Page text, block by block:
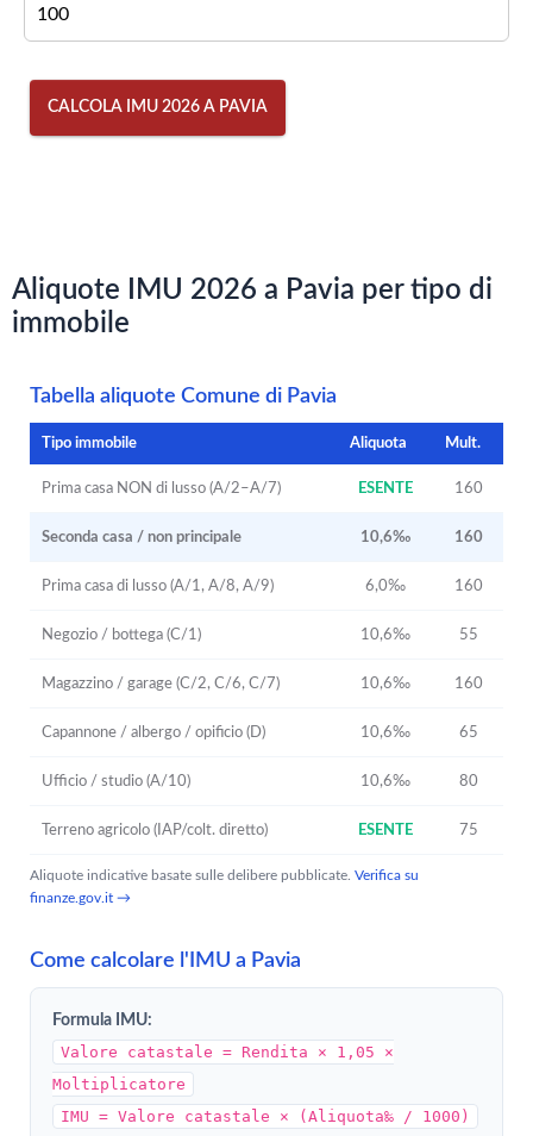
CALCOLA IMU 2026 A PAVIA
Aliquote IMU 2026 a Pavia per tipo di
immobile
Tabella aliquote Comune di Pavia
Tipo immobile Aliquota Mult.
Prima casa NON di lusso (A/2–A/7) ESENTE 160
Seconda casa / non principale 10,6‰ 160
Prima casa di lusso (A/1, A/8, A/9) 6,0‰ 160
Negozio / bottega (C/1) 10,6‰ 55
Magazzino / garage (C/2, C/6, C/7) 10,6‰ 160
Capannone / albergo / opificio (D) 10,6‰ 65
Ufficio / studio (A/10) 10,6‰ 80
Terreno agricolo (IAP/colt. diretto) ESENTE 75
Aliquote indicative basate sulle delibere pubblicate. Verifica su
finanze.gov.it →
Come calcolare l'IMU a Pavia
Formula IMU:
Valore catastale = Rendita × 1,05 ×
Moltiplicatore
IMU = Valore catastale × (Aliquota‰ / 1000)